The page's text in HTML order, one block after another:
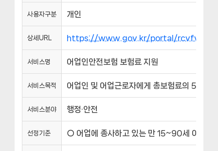
사용자구분 개인
상세URL https://www.gov.kr/portal/
서비스명 어업인안전보험 보험료 지원
서비스목적 어업인 및 어업근로자에게 총보험료의 50%
서비스분야 행정·안전
선정기준 ○ 어업에 종사하고 있는 만 15~90세 어업인